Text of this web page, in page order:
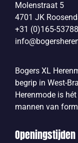
Molenstraat 5
4701 JK
+31 (0)165-
Bogers XL
begrip in West-
Herenmode is
mannen van
Openingstijden